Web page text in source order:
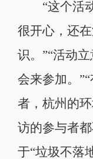
“这个活动
很开心，还
识。”“活动
会来参加。
者，杭州的
访的参与者
于“垃圾不落